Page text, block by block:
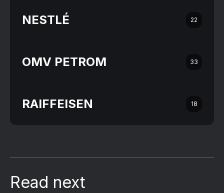
NESTLÉ 22
OMV PETROM 33
RAIFFEISEN 18
Read next